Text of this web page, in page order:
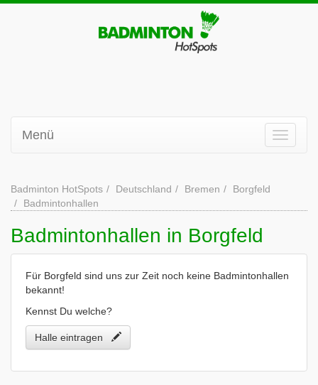
Menü
Badminton HotSpots Deutschland Bremen
Borgfeld
Badmintonhallen
Badmintonhallen in Borgfeld
Für Borgfeld sind uns zur Zeit noch keine Badmintonhallen
bekannt!
Kennst Du welche?
Halle eintragen